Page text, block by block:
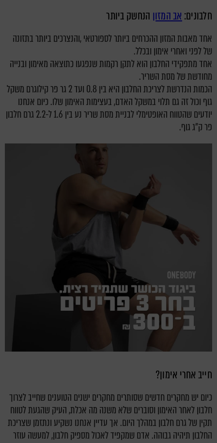
חלבונים: אב המזון הנחשק ביותר
אחד מאבות המזון ההכרחים ביותר לספורטאי ,והנצרכים ביותר בתזונה
של לפני ואחרי אימון ובכלל.
אחד מתפקידי החלבון הוא לתקן רקמות שנפגעו כתוצאה מאימון ובנייה
מחודשת של מסת השריר.
הכמות הנדרשת לצריכת החלבון היא בין 0.8 ועד 2 גר פר קילוגרם משקל
גוף וכול זה גם תלוי במשקל האדם, בעצימות האימון שלו. כיום אנחנו
יודעים שהטווח האופטימלי לבניית מסת שריר נע בין 1.6 ל-2.2 גרם חלבון
פר ק"ג גוף.
חייב אחרי אימון?
כיום יש מחקרים חדשים שסותרים מחקרים ישנים הטוענים שחייב לצרוך
חלבון לאחר האימון וסוברים שלא משנה מה אכלת, העיק שהגעת לטווח
תקין של גרם חלבון במהלך היום. אך עדיין אנחנו נשקיע ונתזמן שצריכת
החלבון תיהיה גבוהה. אדם שמקפיד לאכול מספיק חלבון, למעשה עוזר